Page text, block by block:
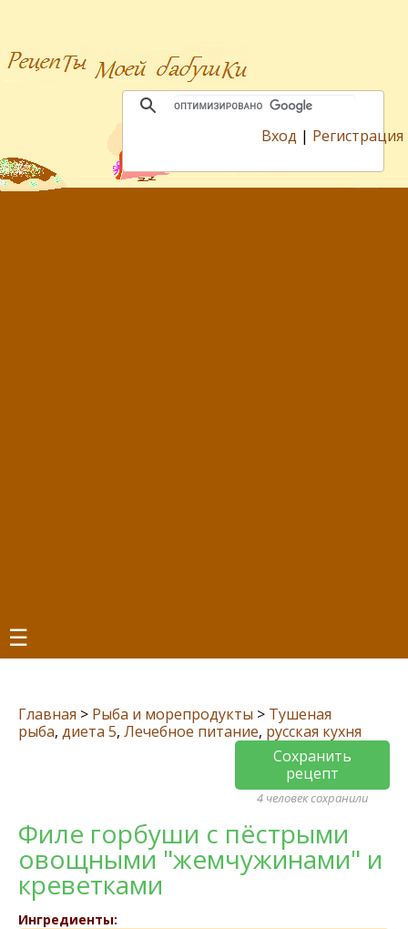
Вход | Регистрация
☰
Главная > Рыба и морепродукты > Тушеная
рыба, диета 5, Лечебное питание, русская кухня
Сохранить
рецепт
4 человек сохранили
Филе горбуши с пёстрыми
овощными "жемчужинами" и
креветками
Ингредиенты: